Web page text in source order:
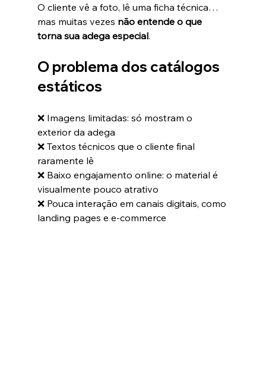
O cliente vê a foto, lê uma ficha técnica…
mas muitas vezes não entende o que
torna sua adega especial.
O problema dos catálogos
estáticos
❌ Imagens limitadas: só mostram o
exterior da adega
❌ Textos técnicos que o cliente final
raramente lê
❌ Baixo engajamento online: o material é
visualmente pouco atrativo
❌ Pouca interação em canais digitais, como
landing pages e e-commerce